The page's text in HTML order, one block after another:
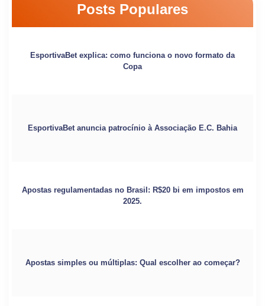
Posts Populares
EsportivaBet explica: como funciona o novo formato da
Copa
EsportivaBet anuncia patrocínio à Associação E.C. Bahia
Apostas regulamentadas no Brasil: R$20 bi em impostos em
2025.
Apostas simples ou múltiplas: Qual escolher ao começar?